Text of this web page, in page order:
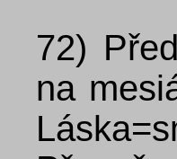
72)
na